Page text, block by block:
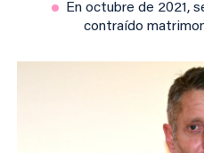
En octubre de 2021,
contraído